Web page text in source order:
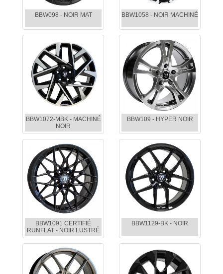
BBW098 - NOIR MAT BBW1058 - NOIR MACHINÉ
BBW1072-MBK - MACHINÉ
NOIR
BBW109 - HYPER NOIR
BBW1091 CERTIFIÉ
RUNFLAT - NOIR LUSTRÉ
BBW1129-BK - NOIR